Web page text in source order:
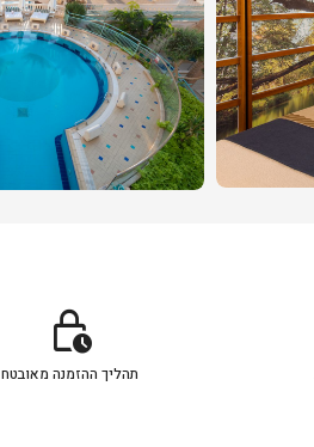
lock_clock
תהליך ההזמנה מאובטח